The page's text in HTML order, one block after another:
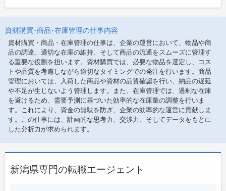
資材購買･商品･在庫管理の仕事内容
資材購買・商品・在庫管理の仕事は、企業の運営において、物品や商
品の調達、適切な在庫の維持、そして商品の流通をスムーズに管理す
る重要な役割を担います。資材購買では、必要な物品を選定し、コス
トや品質を考慮しながら適切なタイミングでの発注を行います。商品
管理においては、入荷した商品や資材の品質確認を行い、納品の遅延
や不足が生じないよう管理します。また、在庫管理では、過剰な在庫
を避けるため、需要予測に基づいた効率的な在庫量の調整を行いま
す。これにより、資金の無駄を防ぎ、企業の効率的な運営に貢献しま
す。この仕事には、計画的な思考力、交渉力、そしてデータをもとに
した分析力が求められます。
新潟県専門の転職エージェント